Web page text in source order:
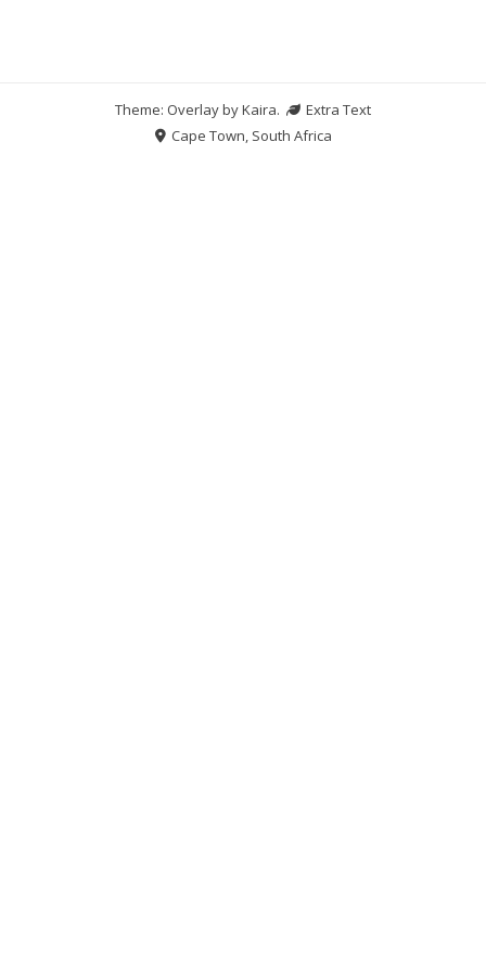
Theme: Overlay byKaira.
Extra Text
Cape Town, South Africa